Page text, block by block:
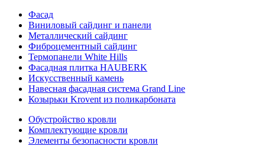
Фасад
Виниловый сайдинг и панели
Металлический сайдинг
Фиброцементный сайдинг
Термопанели White Hills
Фасадная плитка HAUBERK
Искусственный камень
Навесная фасадная система Grand Line
Козырьки Krovent из поликарбоната
Обустройство кровли
Комплектующие кровли
Элементы безопасности кровли